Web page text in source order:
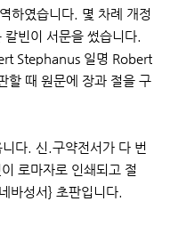
하였습니다. 몇 차례 개정
빈이 서문을 썼습니다.
Stephanus 일명 Robert
할 때 원문에 장과 절을 구
다. 신.구약전서가 다 번
로마자로 인쇄되고 절
바성서} 초판입니다.